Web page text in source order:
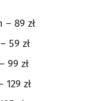
– 89 zł
59 zł
99 zł
zł